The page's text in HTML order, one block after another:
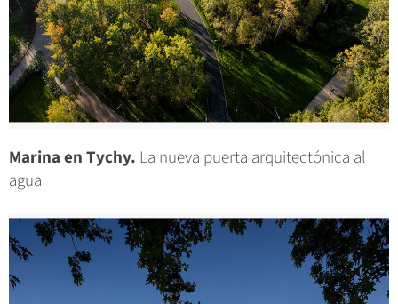
Marina en Tychy. La nueva puerta arquitectónica al
agua